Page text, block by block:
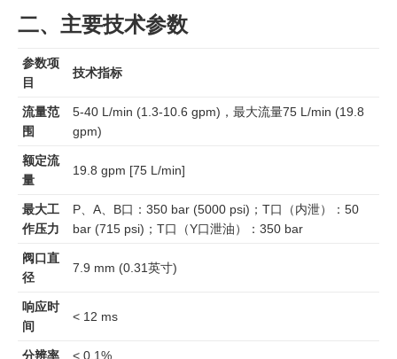
二、主要技术参数
参数项
目
技术指标
流量范
围
5-40 L/min (1.3-10.6 gpm)，最大流量75 L/min (19.8
gpm)
额定流
量
19.8 gpm [75 L/min]
最大工
作压力
P、A、B口：350 bar (5000 psi)；T口（内泄）：50
bar (715 psi)；T口（Y口泄油）：350 bar
阀口直
径
7.9 mm (0.31英寸)
响应时
间
< 12 ms
分辨率 < 0.1%